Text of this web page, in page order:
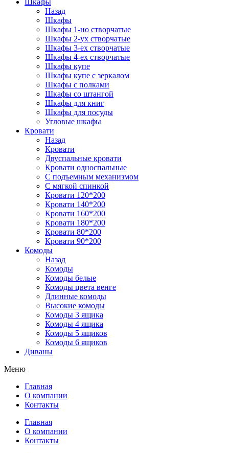
Шкафы
Назад
Шкафы
Шкафы 1-но створчатые
Шкафы 2-ух створчатые
Шкафы 3-ех створчатые
Шкафы 4-ех створчатые
Шкафы купе
Шкафы купе с зеркалом
Шкафы с полками
Шкафы со штангой
Шкафы для книг
Шкафы для посуды
Угловые шкафы
Кровати
Назад
Кровати
Двуспальные кровати
Кровати односпальные
С подъемным механизмом
С мягкой спинкой
Кровати 120*200
Кровати 140*200
Кровати 160*200
Кровати 180*200
Кровати 80*200
Кровати 90*200
Комоды
Назад
Комоды
Комоды белые
Комоды цвета венге
Длинные комоды
Высокие комоды
Комоды 3 ящика
Комоды 4 ящика
Комоды 5 ящиков
Комоды 6 ящиков
Диваны
Меню
Главная
О компании
Контакты
Главная
О компании
Контакты